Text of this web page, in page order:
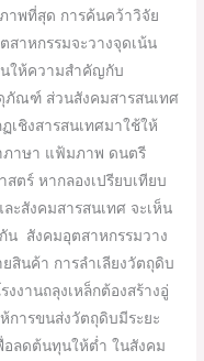
าพที่สุด การค้นคว้าวิจัย
สาหกรรมจะวางจุดเน้น
นให้ความสำคัญกับ
ภัณฑ์ ส่วนสังคมสารสนเทศ
เชิงสารสนเทศมาใช้ให้
ภาษา แฟ้มภาพ ดนตรี
ตร์ หากลองเปรียบเทียบ
ะสังคมสารสนเทศ จะเห็น
น สังคมอุตสาหกรรมวาง
สินค้า การลำเลียงวัตถุดิบ
งานถลุงเหล็กต้องสร้างอู่
การขนส่งวัตถุดิบมีระยะ
อลดต้นทุนให้ต่ำ ในสังคม